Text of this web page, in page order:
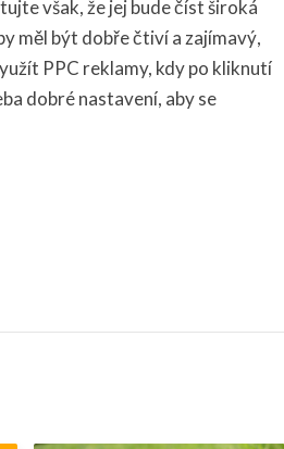
však, že jej bude číst široká
měl být dobře čtiví a zajímavý,
PPC reklamy, kdy po kliknutí
dobré nastavení, aby se